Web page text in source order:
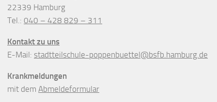
22339 Hamburg
Tel.: 040 – 428 829 – 311
Kontakt zu uns
E-Mail: stadtteilschule-poppenbuettel@bsfb.hamburg.de
Krankmeldungen
mit dem Abmeldeformular